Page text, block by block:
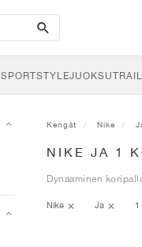
search-
btn
SPORTSTYLEJUOKSUTRAIL
Kengät Nike
NIKE JA 1
Dynaaminen
Nike Ja 1